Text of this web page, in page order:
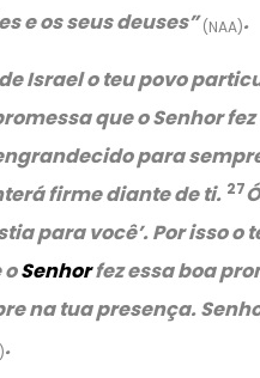
e os seus deuses”(NAA).
Israel o teu povo
que o Senhor
para
firme diante de ti. 27
para você’.Por isso o
oSenhorfez essa boa
na tua presença.
.